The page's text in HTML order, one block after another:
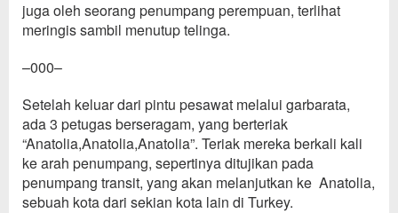
juga oleh seorang penumpang perempuan, terlihat
meringis sambil menutuptelinga.
–000–
Setelah keluar dari pintu pesawat melalui garbarata,
ada3 petugas berseragam, yang berteriak
“Anatolia,Anatolia,Anatolia”. Teriak mereka berkali kali
ke arah penumpang, sepertinya ditujikan pada
penumpang transit, yang akan melanjutkan ke Anatolia,
sebuah kota dari sekian kota lain di Turkey.